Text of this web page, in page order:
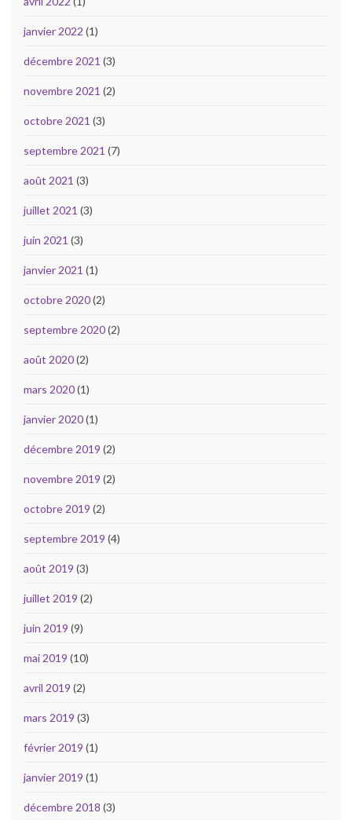
janvier 2022 (1)
décembre 2021 (3)
novembre 2021 (2)
octobre 2021 (3)
septembre 2021 (7)
août 2021 (3)
juillet 2021 (3)
juin 2021 (3)
janvier 2021 (1)
octobre 2020(2)
septembre 2020(2)
août 2020(2)
mars 2020(1)
janvier 2020(1)
décembre 2019 (2)
novembre 2019 (2)
octobre 2019 (2)
septembre 2019 (4)
août 2019 (3)
juillet 2019 (2)
juin 2019 (9)
mai 2019 (10)
avril 2019 (2)
mars 2019 (3)
février 2019 (1)
janvier 2019 (1)
décembre 2018 (3)